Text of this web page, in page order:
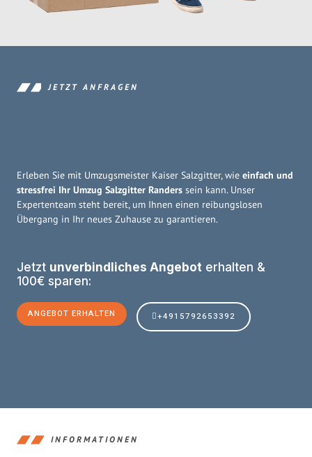
JETZT ANFRAGEN
Erleben Sie mit Umzugsmeister Kaiser Salzgitter, wie einfach und
stressfrei Ihr Umzug Salzgitter Randers sein kann. Unser
Expertenteam steht bereit, um Ihnen einen reibungslosen
Übergang in Ihr neues Zuhause zu garantieren.
Jetzt unverbindliches Angebot erhalten &
100€ sparen:
ANGEBOT ERHALTEN +4915792653392
INFORMATIONEN